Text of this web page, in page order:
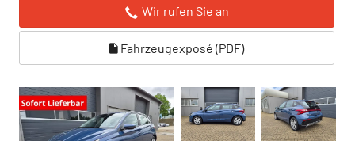
Wir rufen Sie an
Fahrzeugexposé (PDF)